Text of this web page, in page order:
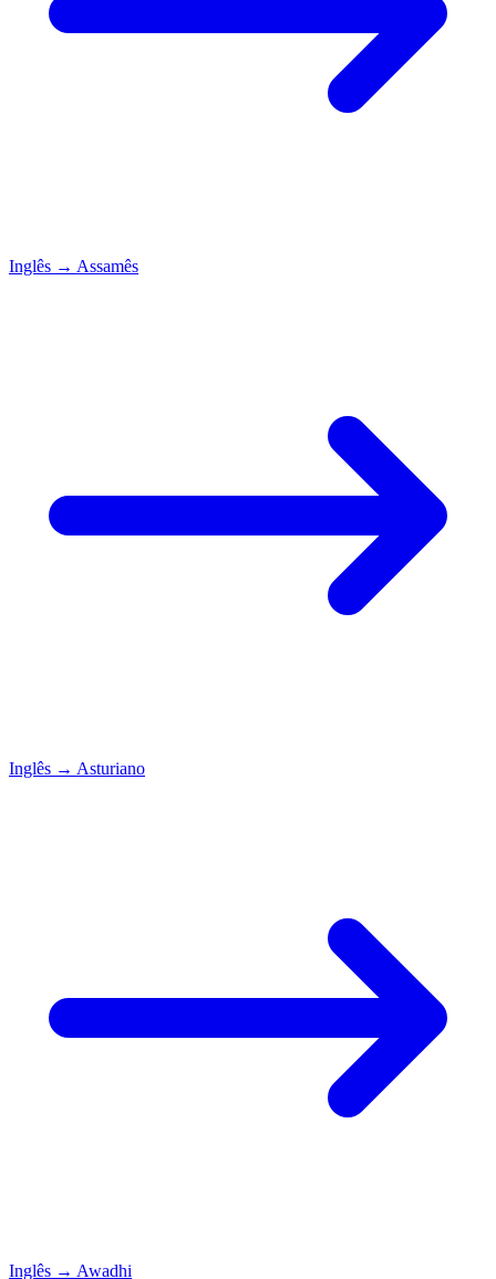
Inglês → Assamês
Inglês → Asturiano
Inglês → Awadhi